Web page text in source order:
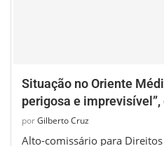
Situação no Oriente
perigosa e imprevisível”,
porGilberto Cruz
Alto-comissário para